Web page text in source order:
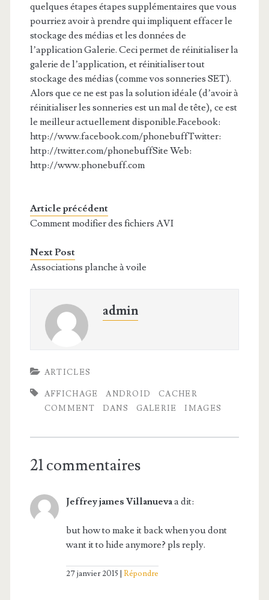
quelques étapes étapes supplémentaires que vous
pourriez avoir à prendre qui impliquent effacer le
stockage des médias et les données de
l’application Galerie. Ceci permet de réinitialiser la
galerie de l’application, et réinitialiser tout
stockage des médias (comme vos sonneries SET).
Alors que ce ne est pas la solution idéale (d’avoir à
réinitialiser les sonneries est un mal de tête), ce est
le meilleur actuellement disponible.Facebook:
http://www.facebook.com/phonebuffTwitter:
http://twitter.com/phonebuffSite Web:
http://www.phonebuff.com
Article précédent
Comment modifier des fichiers AVI
Next Post
Associations planche à voile
admin
ARTICLES
AFFICHAGE ANDROID
CACHER
COMMENT
DANS GALERIE IMAGES
21 commentaires
Jeffrey james Villanuevaa dit:
but how to make it back when you dont
want it to hide anymore? pls reply.
27 janvier 2015 Répondre